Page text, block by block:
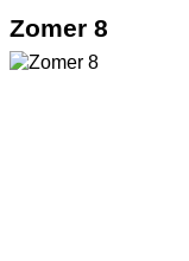
Zomer 8